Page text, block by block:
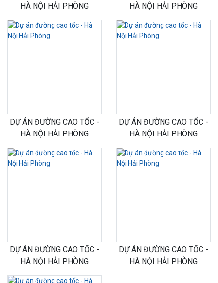
HÀ NỘI HẢI PHÒNG
HÀ NỘI HẢI PHÒNG
DỰ ÁN ĐƯỜNG CAO TỐC -
HÀ NỘI HẢI PHÒNG
DỰ ÁN ĐƯỜNG CAO TỐC -
HÀ NỘI HẢI PHÒNG
DỰ ÁN ĐƯỜNG CAO TỐC -
HÀ NỘI HẢI PHÒNG
DỰ ÁN ĐƯỜNG CAO TỐC -
HÀ NỘI HẢI PHÒNG